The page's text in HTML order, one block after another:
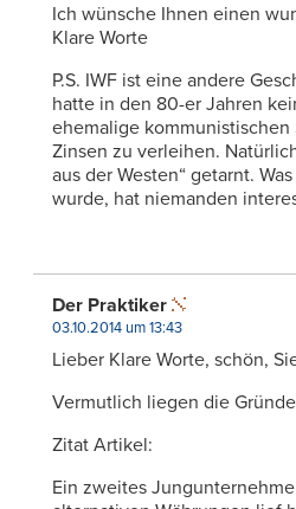
Ich wünsche Ihnen einen
Klare Worte
P.S. IWF ist eine andere
hatte in den 80-er Jahren
ehemalige kommunistischen
Zinsen zu verleihen.
aus der Westen“ getarnt.
wurde, hat niemanden
Der Praktiker
03.10.2014 um 13:43
Lieber Klare Worte, schön,
Vermutlich liegen die
Zitat Artikel:
Ein zweites